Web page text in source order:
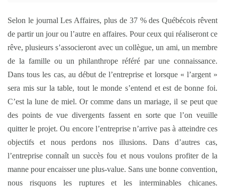
Selon le journal Les Affaires, plus de 37 % des Québécois rêvent
de partir un jour ou l’autre en affaires. Pour ceux qui réaliseront ce
rêve, plusieurs s’associeront avec un collègue, un ami, un membre
de la famille ou un philanthrope référé par une connaissance.
Dans tous les cas, au début de l’entreprise et lorsque « l’argent »
sera mis sur la table, tout le monde s’entend et est de bonne foi.
C’est la lune de miel. Or comme dans un mariage, il se peut que
des points de vue divergents fassent en sorte que l’on veuille
quitter le projet. Ou encore l’entreprise n’arrive pas à atteindre ces
objectifs et nous perdons nos illusions. Dans d’autres cas,
l’entreprise connaît un succès fou et nous voulons profiter de la
manne pour encaisser une plus-value. Sans une bonne convention,
nous risquons les ruptures et les interminables chicanes.